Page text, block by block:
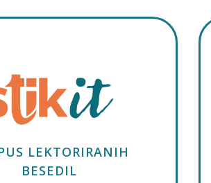
LEKTORIRANIH
BESEDIL